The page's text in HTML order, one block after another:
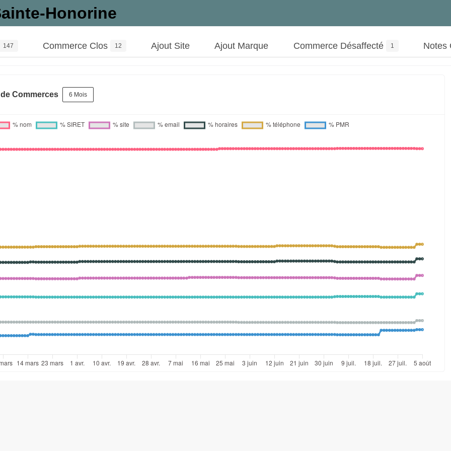
Honorine
147 Commerce Clos 12 Ajout Site Ajout Marque Commerce Désaffecté 1 Notes
Commerces 6 Mois